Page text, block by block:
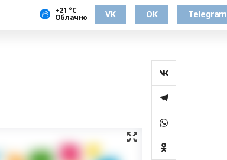
+21 °С
Облачно VK ОК Telegram